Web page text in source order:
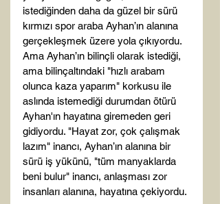
istediğinden daha da güzel bir sürü
kırmızı spor araba Ayhan’ın alanına
gerçekleşmek üzere yola çıkıyordu.
Ama Ayhan’ın bilinçli olarak istediği,
ama bilinçaltındaki "hızlı arabam
olunca kaza yaparım" korkusu ile
aslında istemediği durumdan ötürü
Ayhan'ın hayatına giremeden geri
gidiyordu. "Hayat zor, çok çalışmak
lazım" inancı, Ayhan’ın alanına bir
sürü iş yükünü, "tüm manyaklarda
beni bulur" inancı, anlaşması zor
insanları alanına, hayatına çekiyordu.